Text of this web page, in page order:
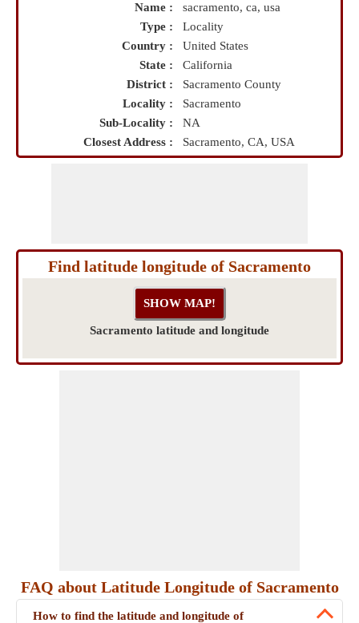
Name :
sacramento, ca, usa
Type :
Locality
Country :
United States
State :
California
District :
Sacramento County
Locality :
Sacramento
Sub-Locality :
NA
Closest Address :
Sacramento, CA, USA
Find latitude longitude of Sacramento
Sacramento latitude and longitude
FAQ about Latitude Longitude of Sacramento
How to find the latitude and longitude of